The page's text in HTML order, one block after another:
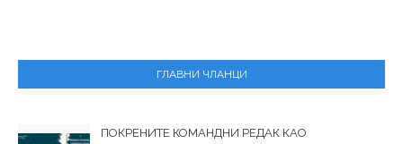
ГЛАВНИ ЧЛАНЦИ
ПОКРЕНИТЕ КОМАНДНИ РЕДАК КАО